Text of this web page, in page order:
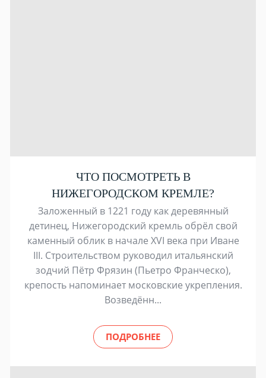
ЧТО ПОСМОТРЕТЬ В
НИЖЕГОРОДСКОМ КРЕМЛЕ?
Заложенный в 1221 году как деревянный
детинец, Нижегородский кремль обрёл свой
каменный облик в начале XVI века при Иване
III. Строительством руководил итальянский
зодчий Пётр Фрязин (Пьетро Франческо),
крепость напоминает московские укрепления.
Возведённ...
ПОДРОБНЕЕ